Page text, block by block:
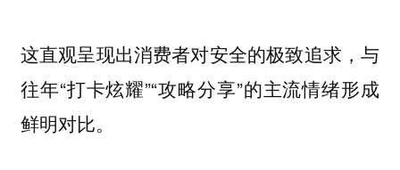
这直观呈现出消费者对安全的极致追求，与
往年“打卡炫耀”“攻略分享”的主流情绪形成
鲜明对比。